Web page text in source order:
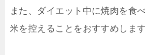
また、ダイエット中に焼肉を食
米を控えることをおすすめします